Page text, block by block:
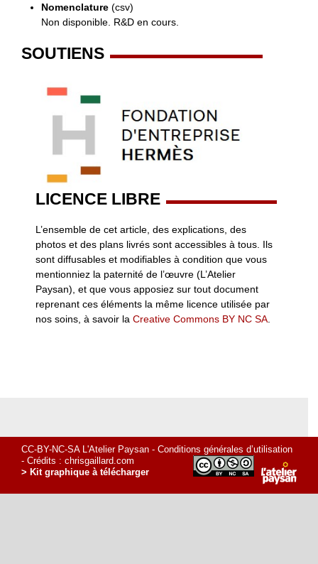
Nomenclature (csv)
Non disponible. R&D en cours.
SOUTIENS
LICENCE LIBRE
L’ensemble de cet article, des explications, des
photos et des plans livrés sont accessibles à tous. Ils
sont diffusables et modifiables à condition que vous
mentionniez la paternité de l’œuvre (L’Atelier
Paysan), et que vous apposiez sur tout document
reprenant ces éléments la même licence utilisée par
nos soins, à savoir la Creative Commons BY NC SA
CC-BY-NC-SA L'Atelier Paysan - Conditions générales d’utilisation
- Crédits : chrisgaillard.com
> Kit graphique à télécharger